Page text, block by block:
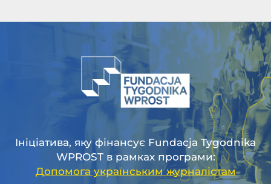
Ініціатива, яку фінансує Fundacja Tygodnika
WPROST в рамках програми:
Допомога українським журналістам